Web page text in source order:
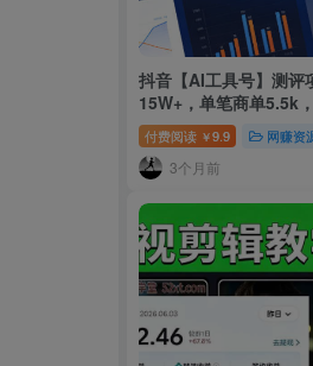
抖音【AI工具号】测评
15W+，单笔商单5.5k
付费阅读 ￥9.9 网赚资
3个月前